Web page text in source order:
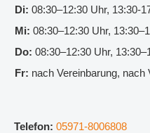
Di: 08:30–12:30 Uhr, 13:30-
Mi: 08:30–12:30 Uhr,
Do: 08:30–12:30 Uhr,
Fr: nach Vereinbarung, nach
Telefon: 05971-8006808